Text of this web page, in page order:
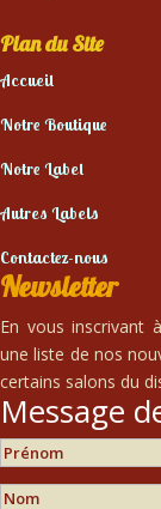
Plan du Site
Accueil
Notre Boutique
Notre Label
Autres Labels
Contactez-nous
Newsletter
En vous inscrivant
une liste de nos
certains salons du
Message